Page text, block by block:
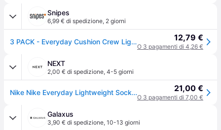
Snipes
6,99 € di spedizione, 2 giorni
3 PACK - Everyday Cushion Crew Lightweight - bianco - 46-50 12,79 €
O 3 pagamenti di 4,26 €
NEXT
2,00 € di spedizione, 4-5 giorni
Nike Nike Everyday Lightweight Socks 3 Confezione 21,00 €
O 3 pagamenti di 7,00 €
Galaxus
3,90 € di spedizione, 10-13 giorni